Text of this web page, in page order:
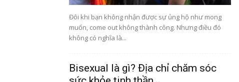
Đôi khi bạn không nhận được sự ủng hộ như mong
muốn, come out không thành công. Nhưng điều đó
không có nghĩa là...
Bisexual là gì? Địa chỉ chăm sóc